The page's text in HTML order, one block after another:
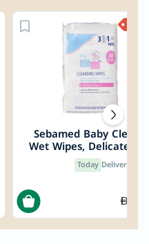
Sebamed Baby
Wet Wipes, Delicate
288
Delivered by
Today